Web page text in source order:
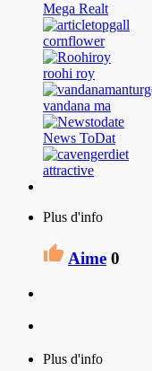
Mega Realt
cornflower
roohi roy
vandana ma
News ToDat
attractive
Plus d'info
Aime 0
Plus d'info